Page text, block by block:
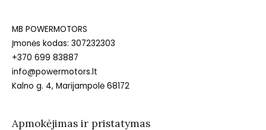
MB POWERMOTORS
Įmonės kodas: 307232303
+370 699 83887
info@powermotors.lt
Kalno g. 4, Marijampolė 68172
Apmokėjimas ir pristatymas